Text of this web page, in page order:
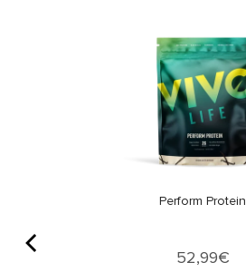
Perform Protein
Price
52,99€